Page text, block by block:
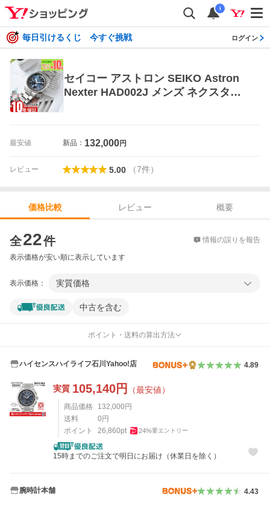
i
毎日引けるくじ 今すぐ挑戦 ログイン
セイコー アストロン SEIKO Astron
Nexter HAD002J メンズ ネクスター
最安値 新品： 132,000円
レビュー 5.00 （7件）
価格比較 レビュー
概要
全22件 情報の誤りを報告
表示価格が安い順に表示しています
表示価格： 実質価格
中古を含む
ポイント・送料の算出方法
ハイセンスハイライフ石川Yahoo!店 4.89
実質 105,140円 （最安値）
商品価格 132,000 円
送料
0 円
ポイント
26,860pt 24%要エントリー
15時までのご注文で明日にお届け（休業日を除く）
腕時計本舗 4.43